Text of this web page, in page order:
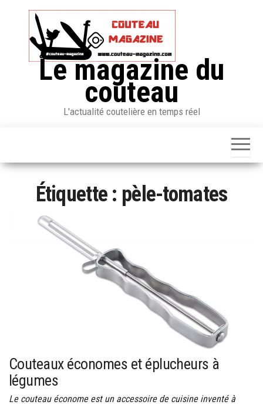
Le magazine du
couteau
L'actualité coutelière en temps réel
Étiquette : pèle-tomates
Couteaux économes et éplucheurs à
légumes
Le couteau économe est un accessoire de cuisine inventé à